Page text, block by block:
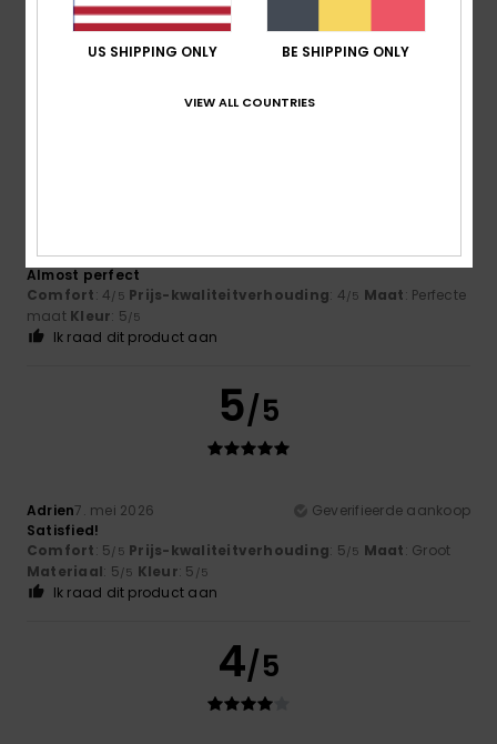
A rare and unusual colour.
Materiaal : 4/5 Kleur
Roman7. mei 2026
Geverifieerde aankoop
Almost perfect
Comfort: 4/5 Prijs-kwaliteitverhouding: 4/5 Maat: Perfecte
maat Kleur: 5/5
Ik raad dit product aan
5/5
Adrien7. mei 2026
Geverifieerde aankoop
Satisfied!
Comfort: 5/5 Prijs-kwaliteitverhouding: 5/5 Maat: Groot
Materiaal: 5/5 Kleur: 5 /5
Ik raad dit product aan
4/5
US SHIPPING ONLY BE SHIPPING ONLY
VIEW ALL COUNTRIES